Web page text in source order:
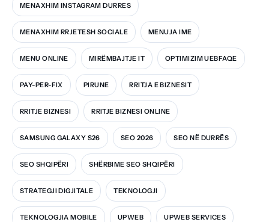
MENAXHIM INSTAGRAM DURRES
MENAXHIM RRJETESH SOCIALE MENUJA IME
MENU ONLINE MIRËMBAJTJE IT OPTIMIZIM UEBFAQE
PAY-PER-FIX PIRUNE RRITJA E BIZNESIT
RRITJE BIZNESI RRITJE BIZNESI ONLINE
SAMSUNG GALAXY S26 SEO 2026 SEO NË DURRËS
SEO SHQIPËRI SHËRBIME SEO SHQIPËRI
STRATEGJI DIGJITALE TEKNOLOGJI
TEKNOLOGJIA MOBILE UPWEB UPWEB SERVICES